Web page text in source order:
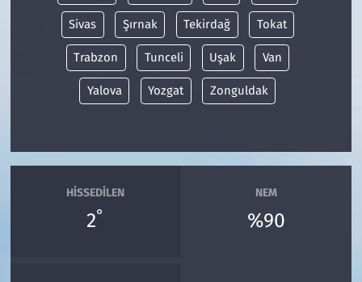
Sivas Şırnak Tekirdağ Tokat
Trabzon Tunceli Uşak Van
Yalova Yozgat Zonguldak
HISSEDILEN
2°
NEM
%90